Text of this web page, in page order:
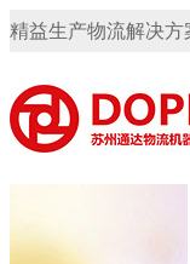
精益生产物流解决方案